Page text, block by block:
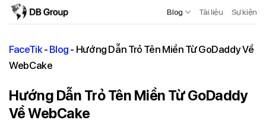
Blog Tài liệu Sự kiện
FaceTik- Blog - Hướng Dẫn Trỏ Tên Miền Từ GoDaddy Về
WebCake
Hướng Dẫn Trỏ Tên Miền Từ GoDaddy
Về WebCake